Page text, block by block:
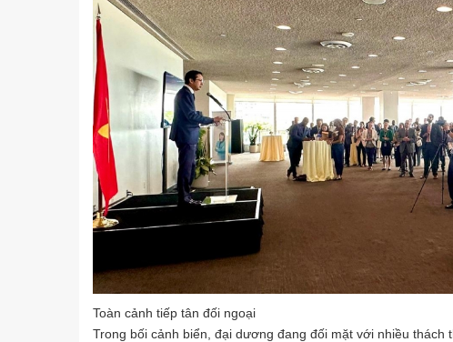
Toàn cảnh tiếp tân đối ngoại
Trong bối cảnh biển, đại dương đang đối mặt với nhiều